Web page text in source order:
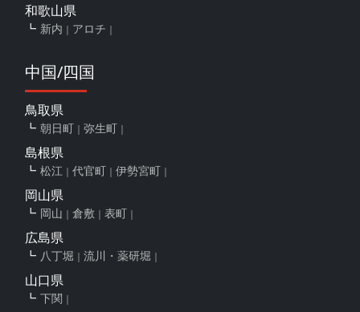
和歌山県
新内 アロチ
中国/四国
鳥取県
朝日町 弥生町
島根県
松江 代官町 伊勢宮町
岡山県
岡山 倉敷 表町
広島県
八丁堀 流川・薬研堀
山口県
下関